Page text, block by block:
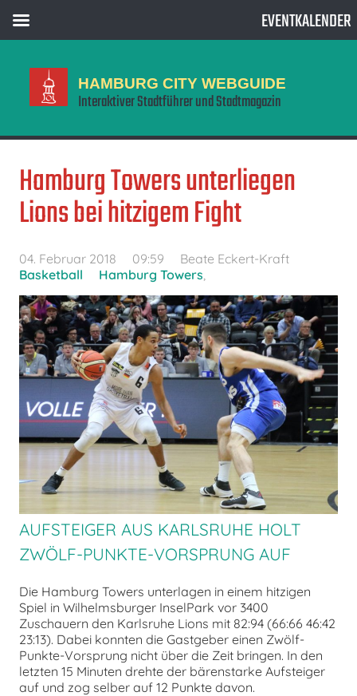
HAMBURG CITY WEBGUIDE
Interaktiver Stadtführer und Stadtmagazin
Hamburg Towers unterliegen
Lions bei hitzigem Fight
04. Februar 2018 09:59
Beate Eckert-Kraft
Basketball
Hamburg Towers
AUFSTEIGER AUS KARLSRUHE HOLT
ZWÖLF-PUNKTE-VORSPRUNG AUF
Die Hamburg Towers unterlagen in einem hitzigen
Spiel in Wilhelmsburger InselPark vor 3400
Zuschauern den Karlsruhe Lions mit 82:94 (66:66 46:42
23:13). Dabei konnten die Gastgeber einen Zwölf-
Punkte-Vorsprung nicht über die Zeit bringen. In den
letzten 15 Minuten drehte der bärenstarke Aufsteiger
auf und zog selber auf 12 Punkte davon.
EVENTKALENDER